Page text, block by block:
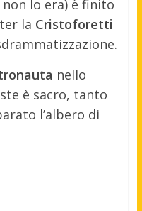
lo era) è finito
la Cristoforetti
nello
è sacro, tanto
l’albero di